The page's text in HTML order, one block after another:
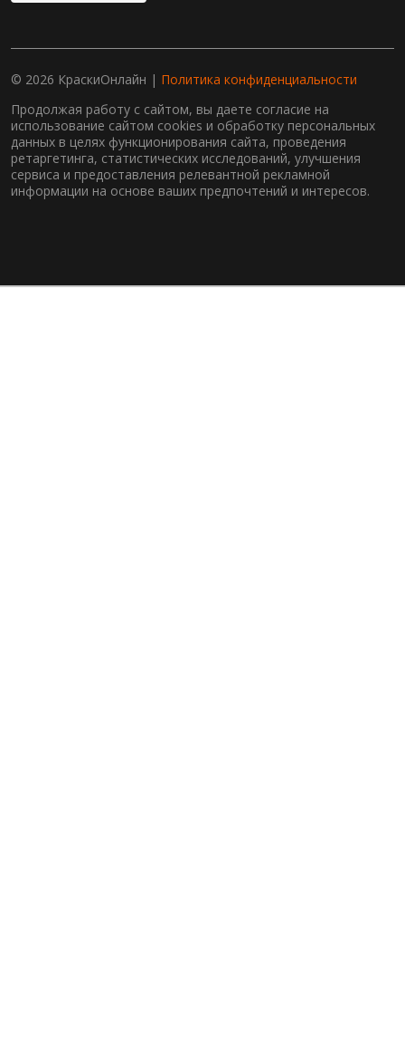
© 2026 КраскиОнлайн | Политика конфиденциальности
Продолжая работу с сайтом, вы даете согласие на
использование сайтом cookies и обработку персональных
данных в целях функционирования сайта, проведения
ретаргетинга, статистических исследований, улучшения
сервиса и предоставления релевантной рекламной
информации на основе ваших предпочтений и интересов.